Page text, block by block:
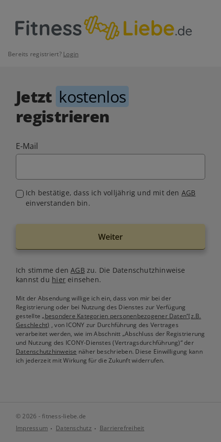
Bereits registriert? Login
Jetzt kostenlos
registrieren
E-Mail
Ich bestätige, dass ich volljährig und mit den AGB
einverstanden bin.
Weiter
Ich stimme denAGB zu. Die Datenschutzhinweise
kannst du hiereinsehen.
Mit der Absendung willige ich ein, dass von mir bei der
Registrierung oder bei Nutzung des Dienstes zur Verfügung
gestellte„besondere Kategorien personenbezogener Daten“(z.B.
Geschlecht) , von ICONY zur Durchführung des Vertrages
verarbeitet werden, wie im Abschnitt „Abschluss der Registrierung
und Nutzung des ICONY-Dienstes (Vertragsdurchführung)“ der
Datenschutzhinweise näher beschrieben. Diese Einwilligung kann
ich jederzeit mit Wirkung für die Zukunft widerrufen.
© 2026 - fitness-liebe.de
Impressum
Datenschutz Barrierefreiheit